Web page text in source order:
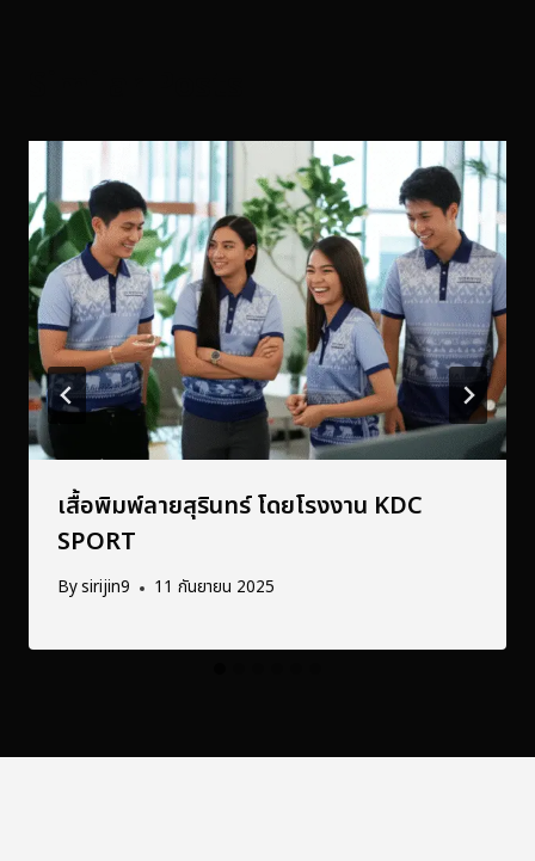
เสื้อพิมพ์ลายสุรินทร์ โดยโรงงาน KDC
SPORT
Bysirijin9 11 กันยายน 2025